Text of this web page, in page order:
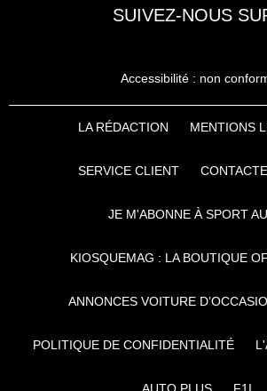
SUIVEZ-NOUS
Accessibilité : non
LA RÉDACTION MENTIONS
SERVICE CLIENT
JE M'ABONNE À SPORT
KIOSQUEMAG : LA BOUTIQUE
ANNONCES VOITURE
POLITIQUE DE CONFIDENTIALITÉ